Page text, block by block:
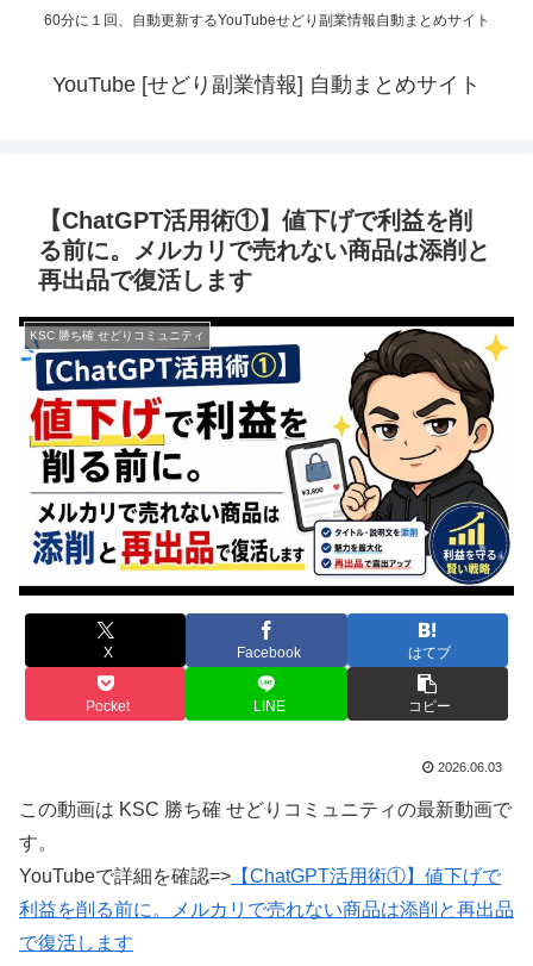
60分に１回、自動更新するYouTubeせどり副業情報自動まとめサイト
YouTube [せどり副業情報] 自動まとめサイト
【ChatGPT活用術①】値下げで利益を削
る前に。メルカリで売れない商品は添削と
再出品で復活します
KSC 勝ち確 せどりコミュニティ
X Facebook はてブ
Pocket LINE コピー
2026.06.03
この動画は KSC 勝ち確 せどりコミュニティの最新動画で
す。
YouTubeで詳細を確認=> 【ChatGPT活用術①】値下げで
利益を削る前に。メルカリで売れない商品は添削と再出品
で復活します